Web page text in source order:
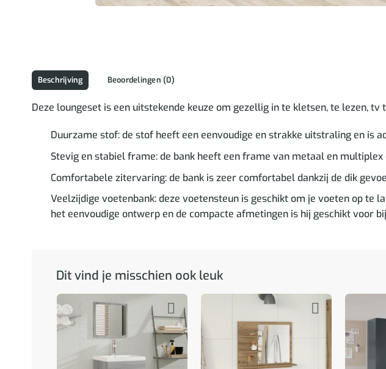
Beschrijving Beoordelingen (0)
Deze loungeset is een uitstekende keuze om gezellig in te kletsen, te lezen,
Duurzame stof: de stof heeft een eenvoudige en strakke uitstraling en is
Stevig en stabiel frame: de bank heeft een frame van metaal en
Comfortabele zitervaring: de bank is zeer comfortabel dankzij de dik
Veelzijdige voetenbank: deze voetensteun is geschikt om je voeten op te
het eenvoudige ontwerp en de compacte afmetingen is hij geschikt voor
Dit vind je misschien ook leuk